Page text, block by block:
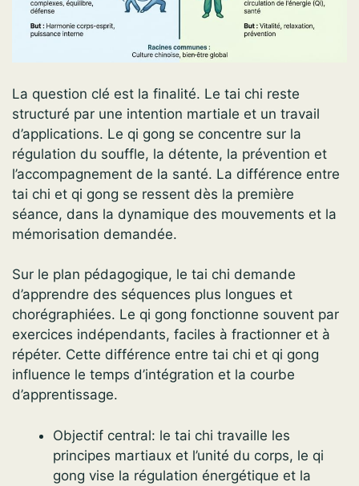
La question clé est la finalité. Le tai chi reste
structuré par une intention martiale et un travail
d’applications. Le qi gong se concentre sur la
régulation du souffle, la détente, la prévention et
l’accompagnement de la santé. La différence entre
tai chi et qi gong se ressent dès la première
séance, dans la dynamique des mouvements et la
mémorisation demandée.
Sur le plan pédagogique, le tai chi demande
d’apprendre des séquences plus longues et
chorégraphiées. Le qi gong fonctionne souvent par
exercices indépendants, faciles à fractionner et à
répéter. Cette différence entre tai chi et qi gong
influence le temps d’intégration et la courbe
d’apprentissage.
Objectif central: le tai chi travaille les
principes martiaux et l’unité du corps, le qi
gong vise la régulation énergétique et la